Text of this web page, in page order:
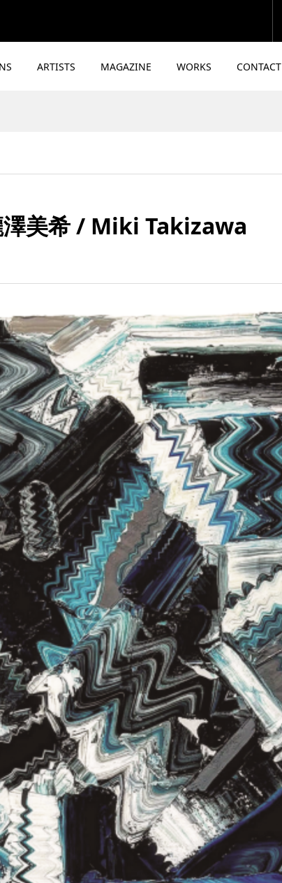
ARTISTS MAGAZINE WORKS CONTACT
美希 / Miki Takizawa